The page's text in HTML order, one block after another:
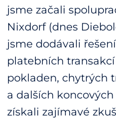
jsme začali
Nixdorf (dnes
jsme dodávali
platebních
pokladen, chytrých
a dalších
získali zajímavé